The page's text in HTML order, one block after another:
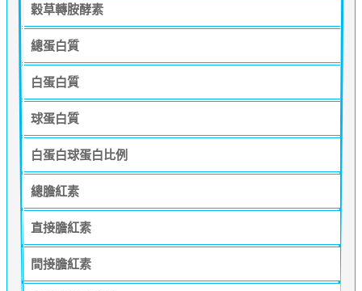
穀草轉胺酵素
總蛋白質
白蛋白質
球蛋白質
白蛋白球蛋白比例
總膽紅素
直接膽紅素
間接膽紅素